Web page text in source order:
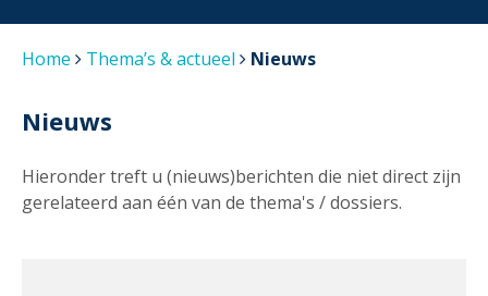
Home Thema’s & actueel Nieuws
Nieuws
Hieronder treft u (nieuws)berichten die niet direct zijn
gerelateerd aan één van de thema's / dossiers.